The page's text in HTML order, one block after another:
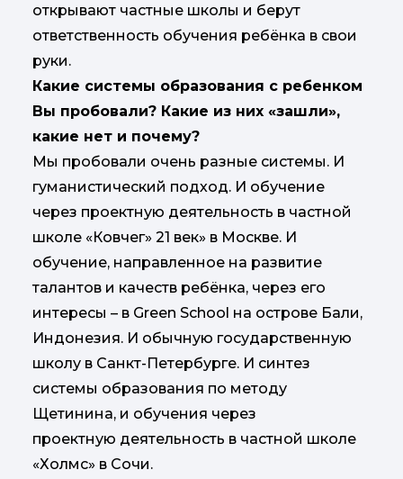
открывают частные школы и берут
ответственность обучения ребёнка в свои
руки.
Какие системы образования с ребенком
Вы пробовали? Какие из них «зашли»,
какие нет и почему?
Мы пробовали очень разные системы. И
гуманистический подход. И обучение
через проектную деятельность в частной
школе «Ковчег» 21 век» в Москве. И
обучение, направленное на развитие
талантов и качеств ребёнка, через его
интересы – в Green School на острове Бали,
Индонезия. И обычную государственную
школу в Санкт-Петербурге. И синтез
системы образования по методу
Щетинина, и обучения через
проектную деятельность в частной школе
«Холмс» в Сочи.